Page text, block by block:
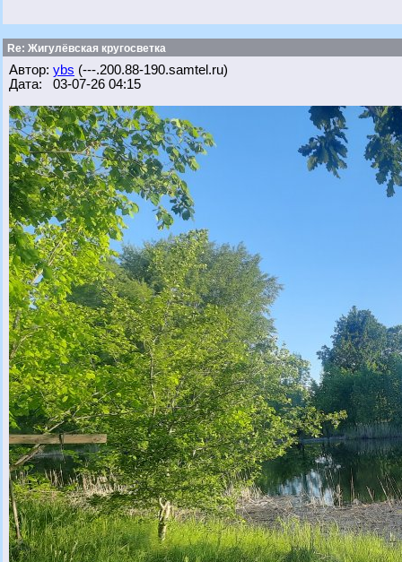
Re: Жигулёвская кругосветка
Автор: ybs (---.200.88-190.samtel.ru)
Дата: 03-07-26 04:15